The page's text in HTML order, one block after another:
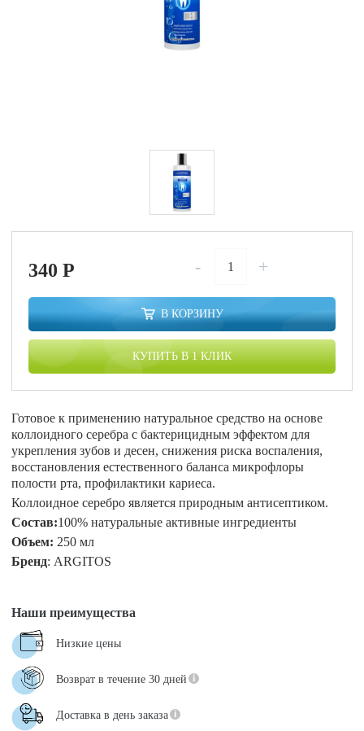
340P - +
В КОРЗИНУ
КУПИТЬ В 1 КЛИК
Готовое к применению натуральное средство на основе
коллоидного серебра с бактерицидным эффектом для
укрепления зубов и десен, снижения риска воспаления,
восстановления естественного баланса микрофлоры
полости рта, профилактики кариеса.
Коллоидное серебро является природным антисептиком.
Состав:100% натуральные активные ингредиенты
Объем: 250 мл
Бренд: ARGITOS
Наши преимущества
Низкие цены
Возврат в течение 30 дней
Доставка в день заказа